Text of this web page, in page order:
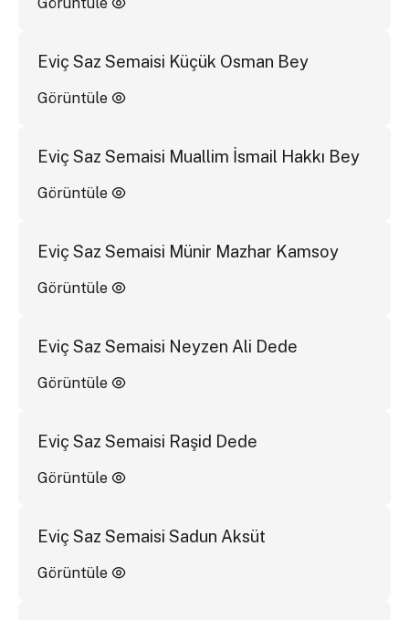
Eviç Saz Semaisi Küçük Osman Bey
Görüntüle
Eviç Saz Semaisi Muallim İsmail Hakkı Bey
Görüntüle
Eviç Saz Semaisi Münir Mazhar Kamsoy
Görüntüle
Eviç Saz Semaisi Neyzen Ali Dede
Görüntüle
Eviç Saz Semaisi Raşid Dede
Görüntüle
Eviç Saz Semaisi Sadun Aksüt
Görüntüle